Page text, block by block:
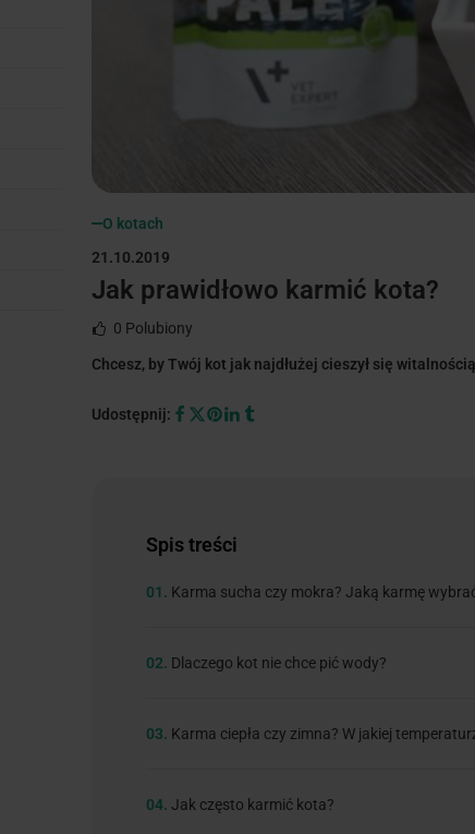
O kotach
21.10.2019
Jak prawidłowo karmić kota?
0 Polubiony
Chcesz, by Twój kot jak najdłużej cieszył się
Udostępnij:
Spis treści
01. Karma sucha czy mokra? Jaką karmę
02. Dlaczego kot nie chce pić wody?
03. Karma ciepła czy zimna? W jakiej
04.Jak często karmić kota?